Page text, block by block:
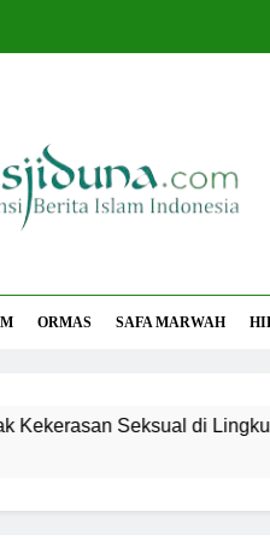
ORMAS SAFA MARWAH
Seksual di Lingkungan